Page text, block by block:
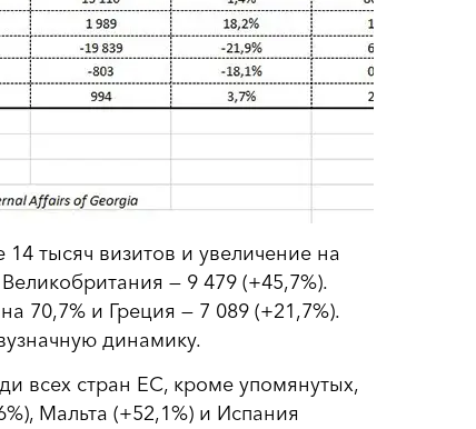
тысяч визитов и увеличение на
— 9 479 (+45,7%).
70,7% и Греция — 7 089 (+21,7%).
динамику.
всех стран ЕС, кроме упомянутых,
Мальта (+52,1%) и Испания